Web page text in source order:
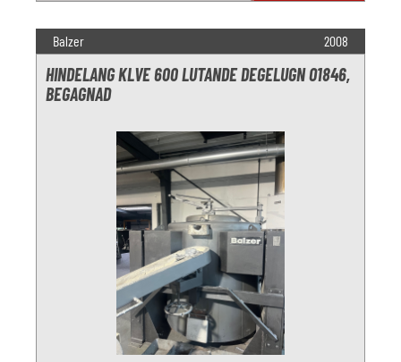
Balzer 2008
HINDELANG KLVE 600 LUTANDE DEGELUGN O1846,
BEGAGNAD